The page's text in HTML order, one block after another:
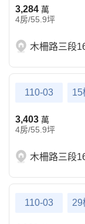
3,284 萬
4房/55.9坪
木柵路三段
110-03 15
3,403 萬
4房/55.9坪
木柵路三段
110-03 29